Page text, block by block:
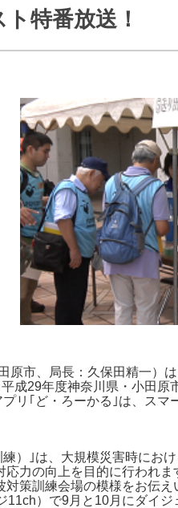
訪問・窓口
特番放送！
市、局長：久保田精一）
成29年度神奈川県・小田原
リ｢ど・ろーかる｣は、ス
）｣は、大規模災害時にお
力の向上を目的に行われま
策訓練会場の模様をお伝え
）で9月と10月にダイジ